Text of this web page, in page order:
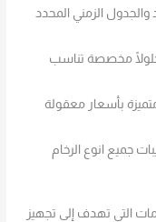
والجدول الزمني المحدد
حلولًا مخصصة تناسب
بأسعار معقولة
جميع انوع الرخام
التي تهدف إلى تجهيز